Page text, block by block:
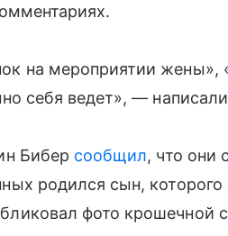
на мероприятии жены»,
себя ведет», —
Бибер сообщил, что они
родился сын,
фото крошечной